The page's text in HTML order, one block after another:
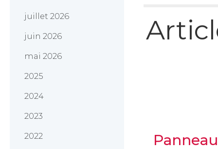
juillet 2026
juin 2026
mai 2026
2025
2024
2023
2022